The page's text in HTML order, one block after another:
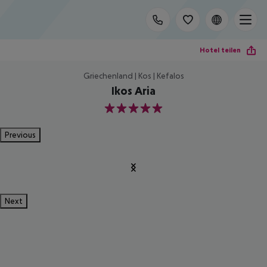
Hotel teilen
Griechenland | Kos | Kefalos
Ikos Aria
5
Previous
Next